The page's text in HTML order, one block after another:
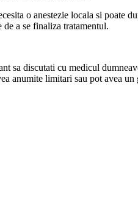
o anestezie locala si poate
a se finaliza tratamentul.
sa discutati cu medicul
anumite limitari sau pot avea